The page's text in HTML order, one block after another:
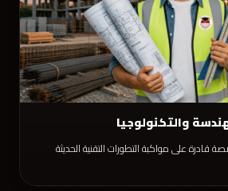
والتكنولوجيا
على مواكبة التطورات التقنية الحديثة